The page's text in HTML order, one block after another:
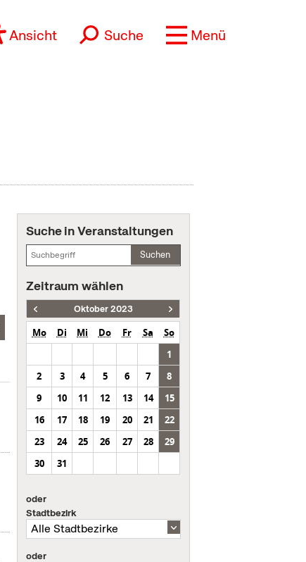
Ansicht Suche Menü
Suche in Veranstaltungen
Suchen
Zeitraum wählen
Oktober 2023
Mo Di Mi Do Fr Sa
So
1
2
3 4 5 6 7
8
9
10 11 12 13 14
15
16
17 18 19 20 21
22
23
24 25 26 27 28
29
30
31
oder
Stadtbezirk
oder